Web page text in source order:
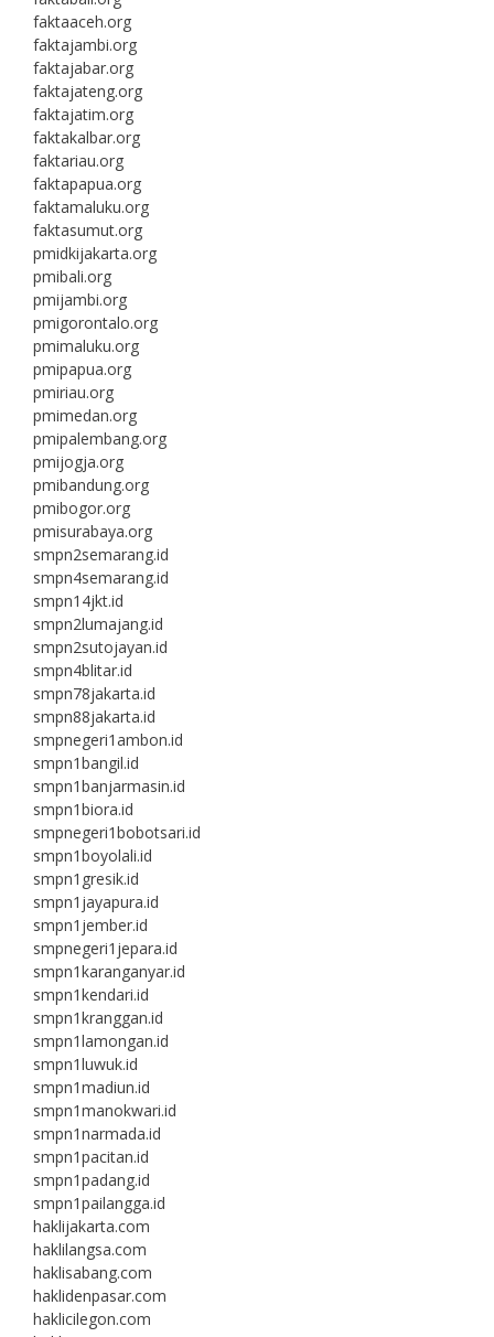
faktaaceh.org
faktajambi.org
faktajabar.org
faktajateng.org
faktajatim.org
faktakalbar.org
faktariau.org
faktapapua.org
faktamaluku.org
faktasumut.org
pmidkijakarta.org
pmibali.org
pmijambi.org
pmigorontalo.org
pmimaluku.org
pmipapua.org
pmiriau.org
pmimedan.org
pmipalembang.org
pmijogja.org
pmibandung.org
pmibogor.org
pmisurabaya.org
smpn2semarang.id
smpn4semarang.id
smpn14jkt.id
smpn2lumajang.id
smpn2sutojayan.id
smpn4blitar.id
smpn78jakarta.id
smpn88jakarta.id
smpnegeri1ambon.id
smpn1bangil.id
smpn1banjarmasin.id
smpn1biora.id
smpnegeri1bobotsari.id
smpn1boyolali.id
smpn1gresik.id
smpn1jayapura.id
smpn1jember.id
smpnegeri1jepara.id
smpn1karanganyar.id
smpn1kendari.id
smpn1kranggan.id
smpn1lamongan.id
smpn1luwuk.id
smpn1madiun.id
smpn1manokwari.id
smpn1narmada.id
smpn1pacitan.id
smpn1padang.id
smpn1pailangga.id
haklijakarta.com
haklilangsa.com
haklisabang.com
haklidenpasar.com
haklicilegon.com